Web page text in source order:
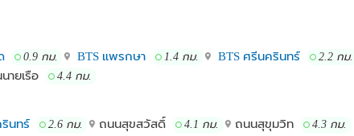
0.9 กม. BTS แพรกษา 1.4 กม. BTS ศรีนครินทร์ 2.2 กม.
ายเรือ 4.4 กม.
นทร์ 2.6 กม. ถนนสุขสวัสดิ์ 4.1 กม. ถนนสุขุมวิท 4.3 กม.